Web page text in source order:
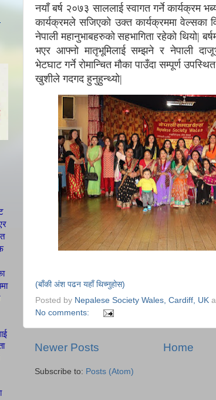
नयाँ बर्ष २०७३ साललाई स्वागत गर्ने कार्यक्रम
कार्यक्रमले सजिएको उक्त कार्यक्रममा वेल्सका
नेपाली महानुभाबहरुकोसहभागिता रहेको थियो|
भएर आफ्नो मातृभूमिलाई सम्झने र नेपाली
भेटघाट गर्ने रोमान्चित मौका पाउँदा सम्पूर्ण
खुशीले गदगद हुनुहुन्थ्यो|
(बाँकी अंश पढन यहाँ थिच्नुहोस)
Posted by Nepalese Society Wales, Cardiff, UK
No comments:
Newer Posts Home
Subscribe to: Posts (Atom)